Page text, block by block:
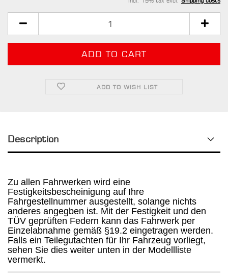
ADD TO WISH LIST
Description
Zu allen Fahrwerken wird eine
Festigkeitsbescheinigung auf Ihre
Fahrgestellnummer ausgestellt, solange nichts
anderes angegben ist. Mit der Festigkeit und den
TÜV geprüften Federn kann das Fahrwerk per
Einzelabnahme gemäß §19.2 eingetragen werden.
Falls ein Teilegutachten für Ihr Fahrzeug vorliegt,
sehen Sie dies weiter unten in der Modellliste
vermerkt.